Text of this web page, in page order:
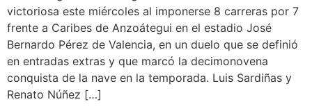
victoriosa este miércoles al imponerse 8 carreras por 7
frente a Caribes de Anzoátegui en el estadio José
Bernardo Pérez de Valencia, en un duelo que se definió
en entradas extras y que marcó la decimonovena
conquista de la nave en la temporada. Luis Sardiñas y
Renato Núñez […]